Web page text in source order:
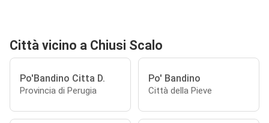
Città vicino a Chiusi Scalo
Po'Bandino Citta D.
Provincia di Perugia
Po' Bandino
Città della Pieve